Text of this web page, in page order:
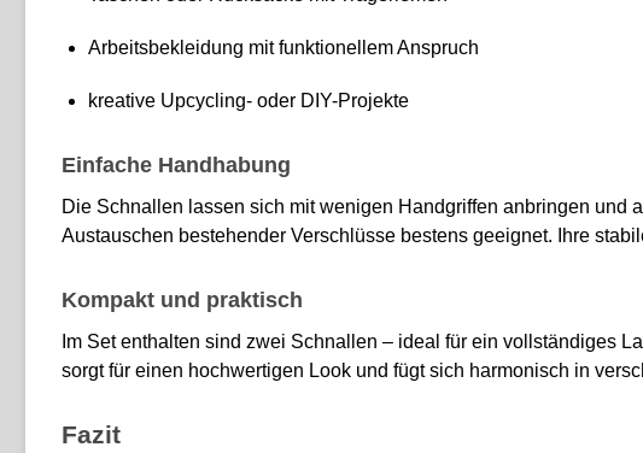
Arbeitsbekleidung mit funktionellem Anspruch
kreative Upcycling- oder DIY-Projekte
Einfache Handhabung
Die Schnallen lassen sich mit wenigen Handgriffen anbringen
Austauschen bestehender Verschlüsse bestens geeignet. Ihre
Kompakt und praktisch
Im Set enthalten sind zwei Schnallen – ideal für ein vollständiges
sorgt für einen hochwertigen Look und fügt sich harmonisch in
Fazit